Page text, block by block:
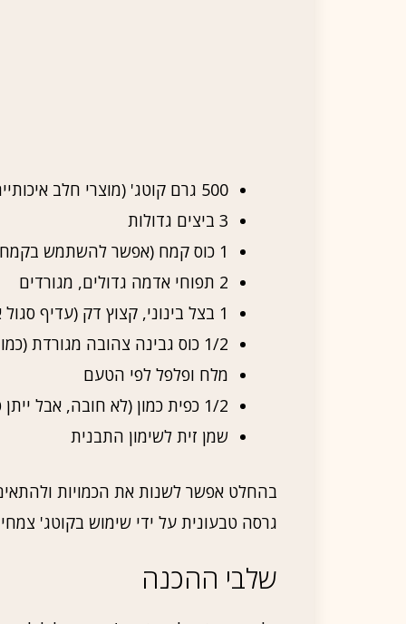
500 גרם קוטג' (מוצרי חלב איכותיים זה בהחלט סוד ההצלחה)
3 ביצים גדולות
1 כוס קמח (אפשר להשתמש בקמח חצי מלא למי שמחפש גרסה בריאה)
2 תפוחי אדמה גדולים, מגורדים
1 בצל בינוני, קצוץ דק (עדיף סגול או לבן – מבחינת טעמים)
1/2 כוס גבינה צהובה מגורדת (כמובן אפשר גם גבינת פטה למי שאוהב)
מלח ופלפל לפי הטעם
1/2 כפית כמון (לא חובה, אבל ייתן טוויסט מעניין)
שמן זית לשימון התבנית
בהחלט אפשר לשנות את הכמויות
גרסה טבעונית על ידי שימוש בקוטג'
שלבי ההכנה